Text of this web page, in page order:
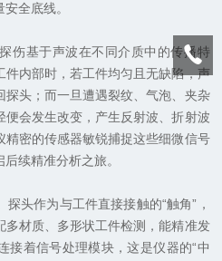
全底线。
基于声波在不同介质中的传播特
内部时，若工件均匀且无缺陷，声
头；而一旦遭遇裂纹、气泡、夹杂
会发生改变，产生反射波、折射波
密的传感器敏锐捕捉这些细微信号
续精准分析之旅。
作为与工件直接接触的“触角”，
材质、多形状工件检测，能精准发
接着信号处理模块，这是仪器的“中